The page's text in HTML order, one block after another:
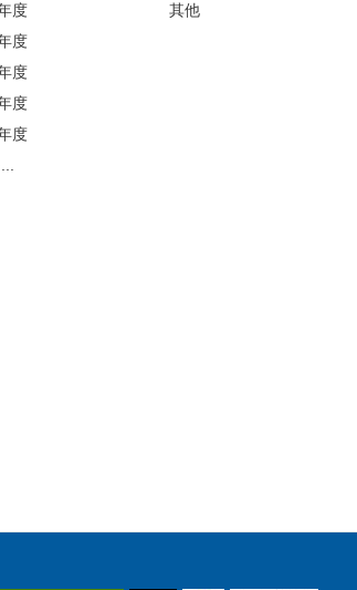
度
度
度
度
度
其他